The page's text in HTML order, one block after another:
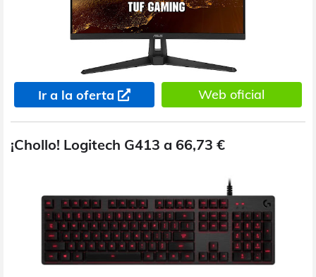
Ir a la oferta Web oficial
¡Chollo! Logitech G413 a 66,73 €